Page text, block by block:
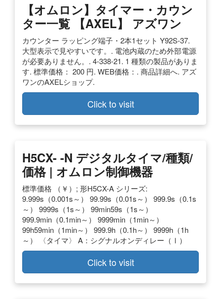
【オムロン】タイマー・カウン
ター一覧 【AXEL】 アズワン
カウンター ラッピング端子・2本1セット Y92S-37.
大型表示で見やすいです。. 電池内蔵のため外部電源
が必要ありません。. 4-338-21. 1 種類の製品がありま
す. 標準価格： 200 円. WEB価格：. 商品詳細へ. アズ
ワンのAXELショップ.
Click to visit
H5CX- -N デジタルタイマ/種類/
価格 | オムロン制御機器
標準価格 （￥）; 形H5CX-A シリーズ:
9.999s（0.001s～） 99.99s（0.01s～） 999.9s（0.1s
～） 9999s（1s～） 99min59s（1s～）
999.9min（0.1min～） 9999min（1min～）
99h59min（1min～） 999.9h（0.1h～） 9999h（1h
～） 〈タイマ〉 A：シグナルオンディレー（Ⅰ）
Click to visit